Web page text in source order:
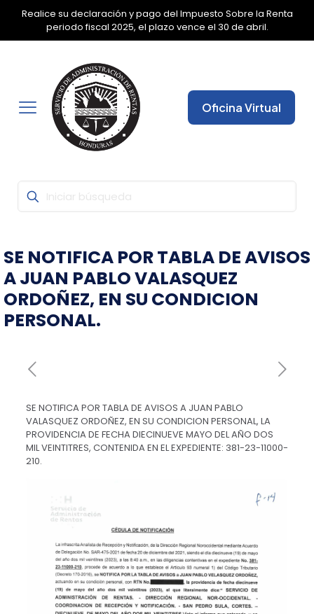
Realice su declaración y pago del Impuesto Sobre la Renta
periodo fiscal 2025, el plazo vence el 30 de abril.
✕
Oficina Virtual
SE NOTIFICA POR TABLA DE AVISOS
A JUAN PABLO VALASQUEZ
ORDOÑEZ, EN SU CONDICION
PERSONAL.
SE NOTIFICA POR TABLA DE AVISOS A JUAN PABLO
VALASQUEZ ORDOÑEZ, EN SU CONDICION PERSONAL, LA
PROVIDENCIA DE FECHA DIECINUEVE MAYO DEL AÑO DOS
MIL VEINTITRES, CONTENIDA EN EL EXPEDIENTE: 381-23-11000-
210.